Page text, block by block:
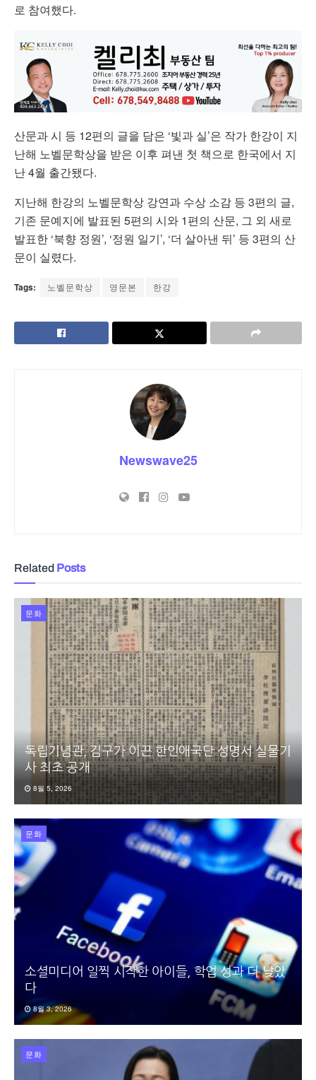
로 참여했다.
산문과 시 등 12편의 글을 담은 ‘빛과 실’은 작가 한강이 지
난해 노벨문학상을 받은 이후 펴낸 첫 책으로 한국에서 지
난 4월 출간됐다.
지난해 한강의 노벨문학상 강연과 수상 소감 등 3편의 글,
기존 문예지에 발표된 5편의 시와 1편의 산문, 그 외 새로
발표한 ‘북향 정원’, ‘정원 일기’, ‘더 살아낸 뒤’ 등 3편의 산
문이 실렸다.
Tags: 노벨문학상 영문본 한강
Newswave25
Related Posts
문화
독립기념관, 김구가 이끈 한인애국단 성명서 실물기
사 최초 공개
8월 5, 2026
문화
소셜미디어 일찍 시작한 아이들, 학업 성과 더 낮았
다
8월 3, 2026
문화